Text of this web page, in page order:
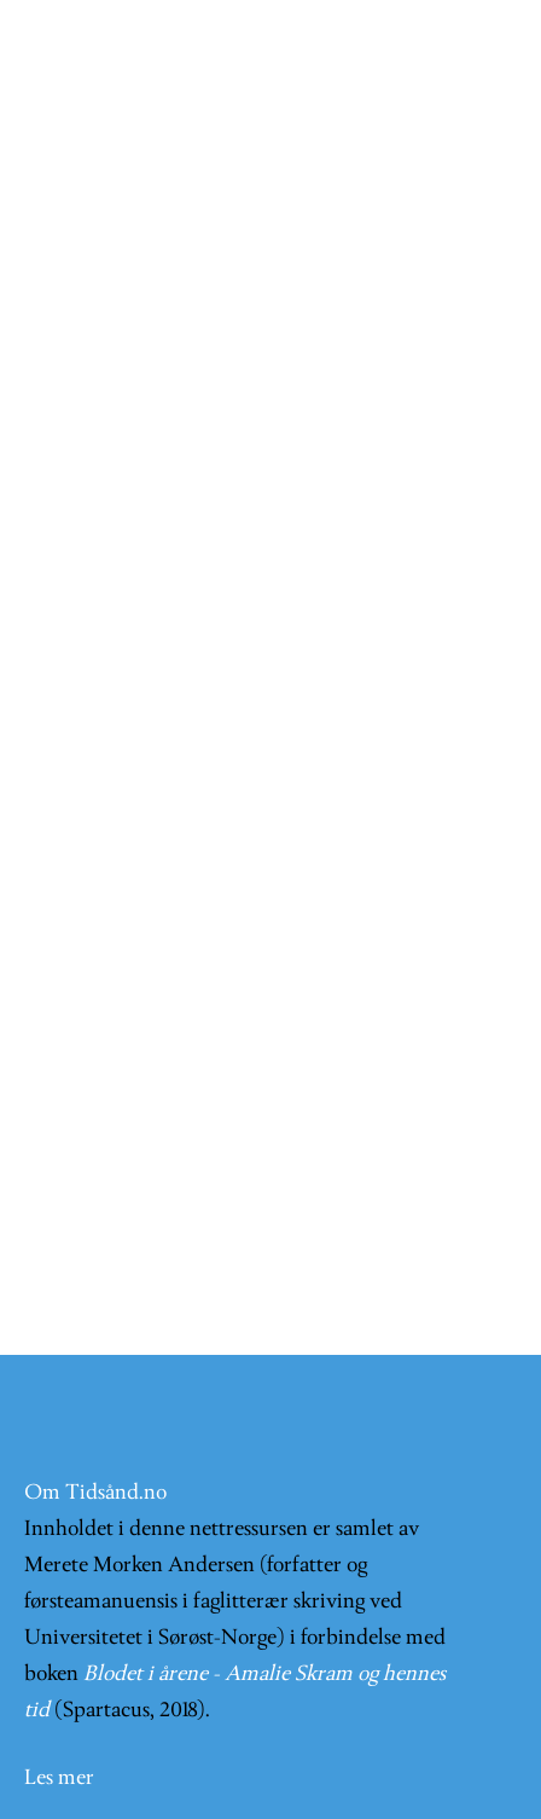
Om Tidsånd.no
Innholdet i denne nettressursen er samlet av
Merete Morken Andersen (forfatter og
førsteamanuensis i faglitterær skriving ved
Universitetet i Sørøst-Norge) i forbindelse med
boken Blodet i årene - Amalie Skram og hennes
tid (Spartacus, 2018).
Les mer